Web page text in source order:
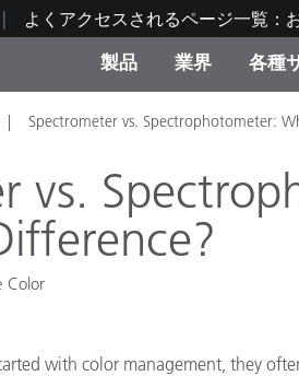
よくアクセスされるページ一覧：
製品
カテゴリ別
業界
塗料・塗装
各種
修理の流れ・サービス
トレーニング
Spectrometer vs. Spectrophotometer:
vs.
Color
with color management, they